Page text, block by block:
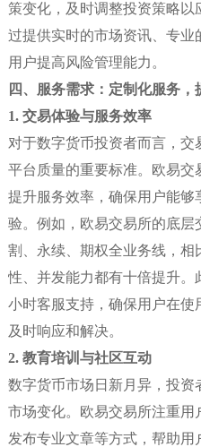
策变化，及时调整投资策略以
过提供实时的市场资讯、专
用户提高风险管理能力。
四、服务需求：定制化服务，
1. 交易体验与服务效率
对于数字货币投资者而言，
平台质量的重要标准。欧易交
提升服务效率，确保用户能
验。例如，欧易交易所的底层
割、永续、期权全业务线，相
性、并发能力都有十倍提升。
小时客服支持，确保用户在使
及时响应和解决。
2. 教育培训与社区互动
数字货币市场日新月异，投
市场变化。欧易交易所注重用
发布专业文章等方式，帮助